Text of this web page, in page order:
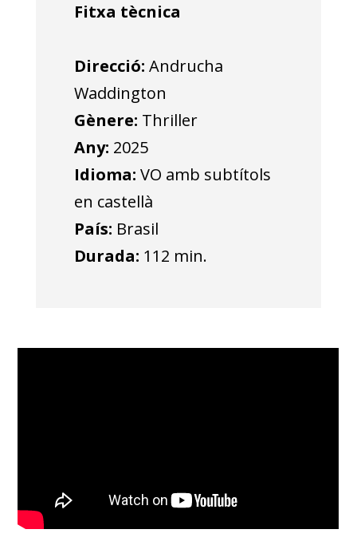
Fitxa tècnica
Direcció: Andrucha
Waddington
Gènere: Thriller
Any: 2025
Idioma: VO amb subtítols
en castellà
País: Brasil
Durada: 112 min.